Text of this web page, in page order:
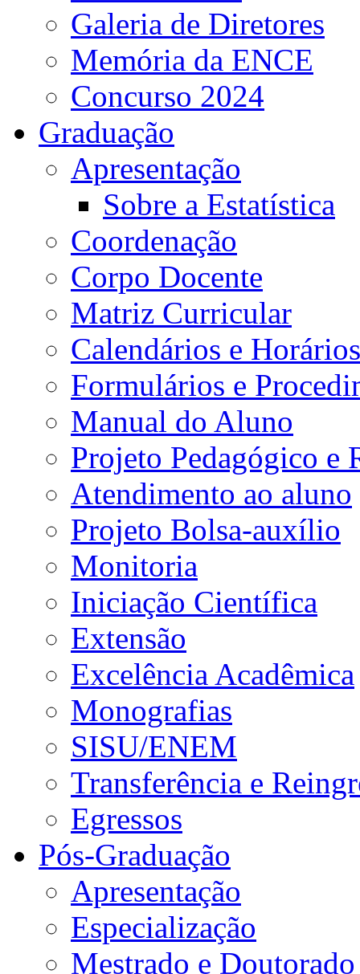
Galeria de Diretores
Memória da ENCE
Concurso 2024
Graduação
Apresentação
Sobre a Estatística
Coordenação
Corpo Docente
Matriz Curricular
Calendários e Horários
Formulários e
Manual do Aluno
Projeto Pedagógico e
Atendimento ao aluno
Projeto Bolsa-auxílio
Monitoria
Iniciação Científica
Extensão
Excelência Acadêmica
Monografias
SISU/ENEM
Transferência e
Egressos
Pós-Graduação
Apresentação
Especialização
Mestrado e Doutorado